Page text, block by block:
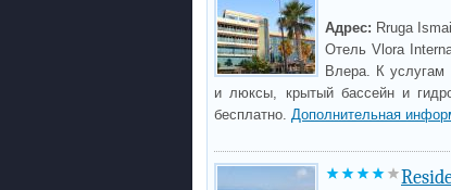
Адрес: Rruga
Отель Vlora
Влера. К услугам
и люксы, крытый бассейн и
бесплатно. Дополнительная